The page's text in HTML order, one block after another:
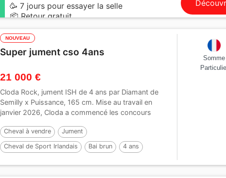
🥳 7 jours pour essayer la selle
📦 Retour gratuit
NOUVEAU
Super jument cso 4ans
21 000 €
Cloda Rock, jument ISH de 4 ans par Diamant de
Semilly x Puissance, 165 cm. Mise au travail en
janvier 2026, Cloda a commencé les concours
Cheval à vendre Jument
Cheval de Sport Irlandais Bai brun 4 ans
Somme